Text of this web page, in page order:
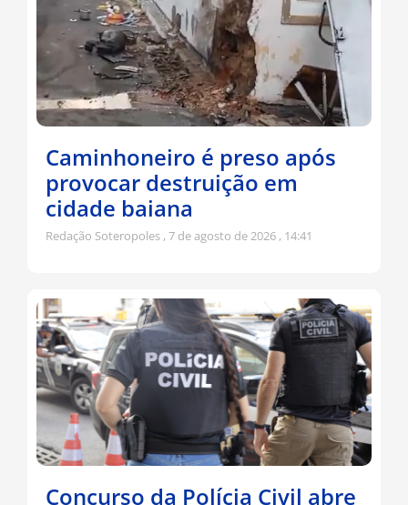
Caminhoneiro é preso após
provocar destruição em
cidade baiana
Redação Soteropoles 7 de agosto de 2026 14:41
Concurso da Polícia Civil abre